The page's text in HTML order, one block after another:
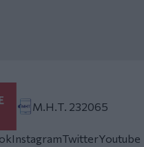
Μ.Η.Τ. 232065
InstagramTwitterYoutube